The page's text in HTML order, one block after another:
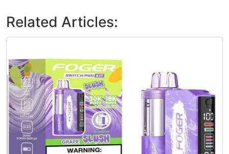
Related Articles: